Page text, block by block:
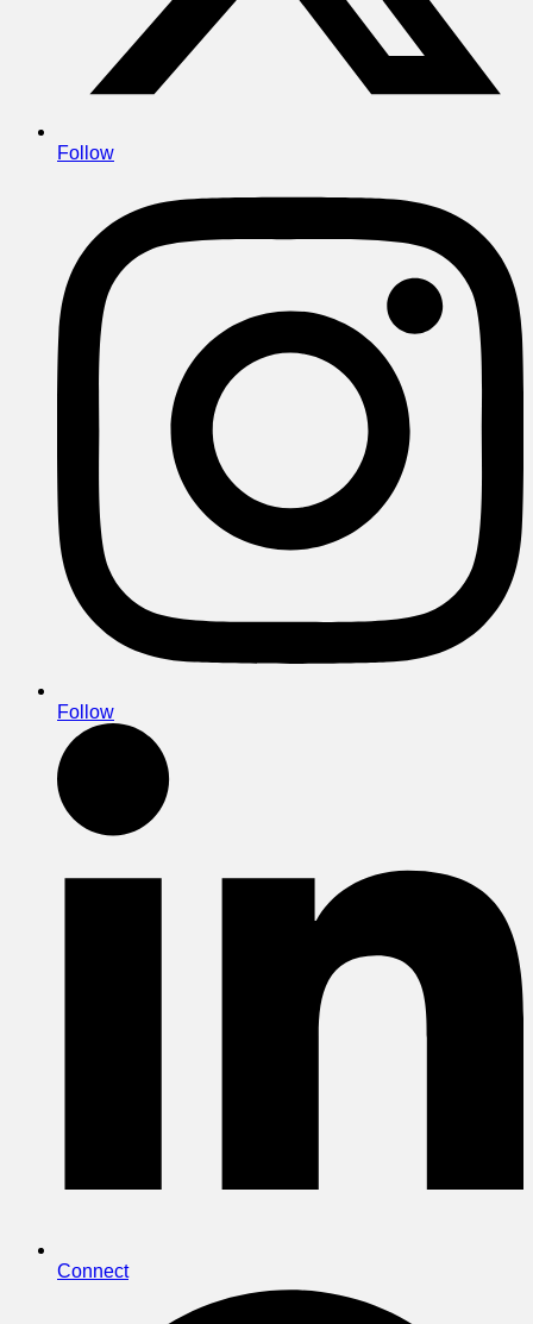
Follow
Follow
Connect